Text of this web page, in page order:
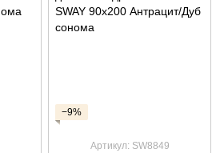
−9%
Артикул: SW8849